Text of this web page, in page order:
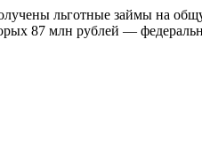
льготные займы на
87 млн рублей —